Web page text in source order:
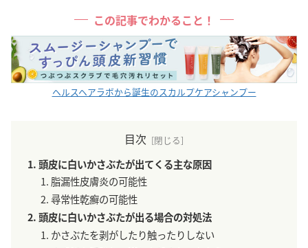
この記事でわかること！
ヘルスヘアラボから誕生のスカルプケアシャンプー
目次
頭皮に白いかさぶたが出てくる主な原因
脂漏性皮膚炎の可能性
尋常性乾癬の可能性
頭皮に白いかさぶたが出る場合の対処法
かさぶたを剥がしたり触ったりしない